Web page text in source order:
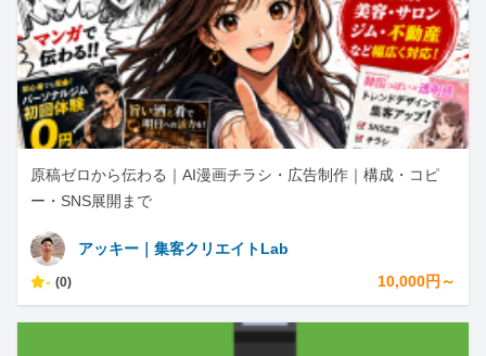
原稿ゼロから伝わる｜AI漫画チラシ・広告制作｜構成・コピ
ー・SNS展開まで
アッキー｜集客クリエイトLab
- (0) 10,000円～